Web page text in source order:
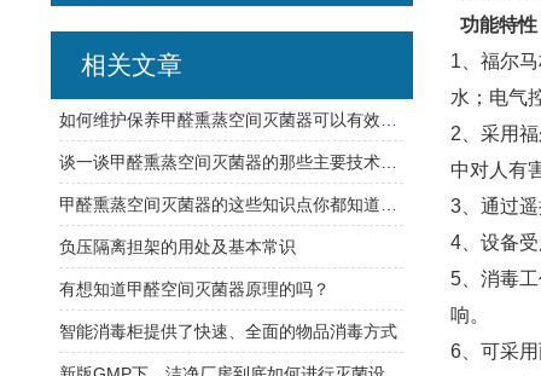
功能特性
1、福尔
水；电气
2、采用
中对人有
3、通过
4、设备
5、消毒
响。
6、可采
相关文章
负压隔离担架的用处及基本常识
有想知道甲醛空间灭菌器原理的吗？
智能消毒柜提供了快速、全面的物品消毒方式